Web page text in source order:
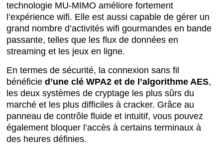
technologie MU-MIMO améliore fortement
l’expérience wifi. Elle est aussi capable de gérer un
grand nombre d’activités wifi gourmandes en bande
passante, telles que les flux de données en
streaming et les jeux en ligne.
En termes de sécurité, la connexion sans fil
bénéficied’une clé WPA2 et de l’algorithme AES,
les deux systèmes de cryptage les plus sûrs du
marché et les plus difficiles à cracker. Grâce au
panneau de contrôle fluide et intuitif, vous pouvez
également bloquer l’accès à certains terminaux à
des heures définies.